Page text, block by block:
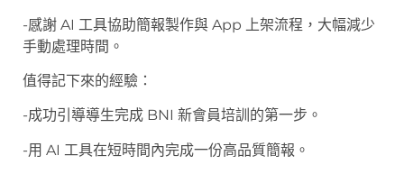
-感謝 AI 工具協助簡報製作與 App 上架流程，大幅減少
手動處理時間。
值得記下來的經驗：
-成功引導導生完成 BNI 新會員培訓的第一步。
-用 AI 工具在短時間內完成一份高品質簡報。